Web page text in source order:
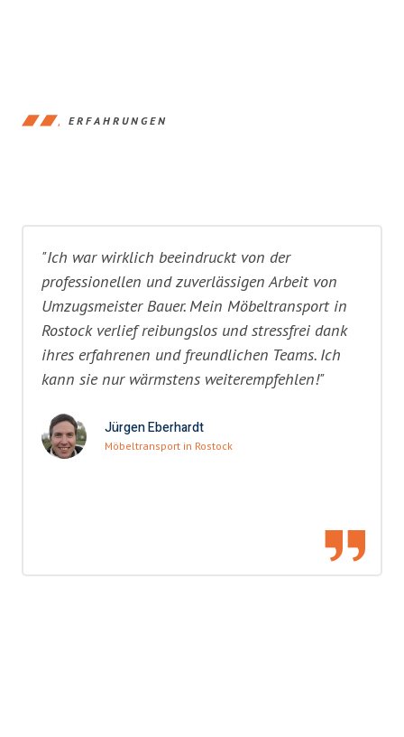
ERFAHRUNGEN
"Ich war wirklich beeindruckt von der
professionellen und zuverlässigen Arbeit von
Umzugsmeister Bauer. Mein Möbeltransport in
Rostock verlief reibungslos und stressfrei dank
ihres erfahrenen und freundlichen Teams. Ich
kann sie nur wärmstens weiterempfehlen!"
Jürgen Eberhardt
Möbeltransport in Rostock